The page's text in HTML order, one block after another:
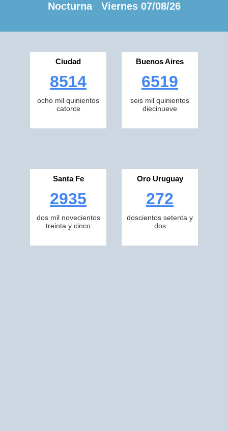
Nocturna Viernes 07/08/26
Ciudad
8514
ocho mil quinientos
catorce
Buenos Aires
6519
seis mil quinientos
diecinueve
Santa Fe
2935
dos mil novecientos
treinta y cinco
Oro Uruguay
272
doscientos setenta y
dos